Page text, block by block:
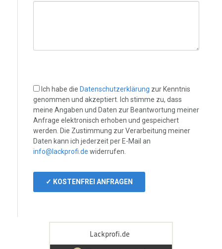
Ich habe die Datenschutzerklärung zur Kenntnis
genommen und akzeptiert. Ich stimme zu, dass
meine Angaben und Daten zur Beantwortung meiner
Anfrage elektronisch erhoben und gespeichert
werden. Die Zustimmung zur Verarbeitung meiner
Daten kann ich jederzeit per E-Mail an
info@lackprofi.de widerrufen.
✓ KOSTENFREI ANFRAGEN